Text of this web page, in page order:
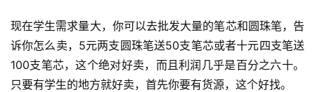
现在学生需求量大，你可以去批发大量的笔芯和圆珠笔，告
诉你怎么卖，5元两支圆珠笔送50支笔芯或者十元四支笔送
100支笔芯，这个绝对好卖，而且利润几乎是百分之六十。
只要有学生的地方就好卖，首先你要有货源，这个好找。